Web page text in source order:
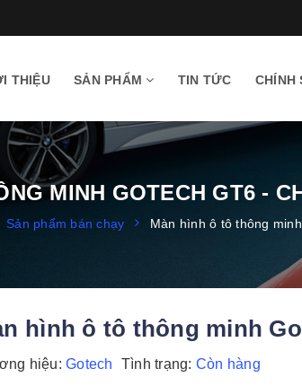
THIỆU SẢN PHẨM TIN TỨC CHÍNH
MINH GOTECH GT6 -
Sản phẩm bán chạy Màn hình ô tô thông
hình ô tô thông minh
hiệu: Gotech Tình trạng: Còn hàng